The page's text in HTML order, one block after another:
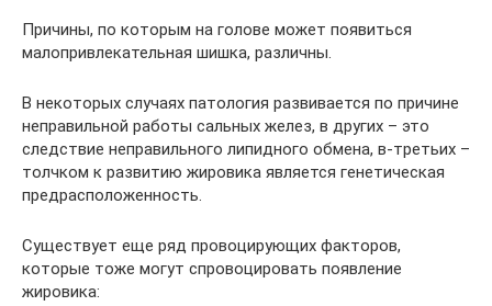
Причины, по которым на голове может появиться
малопривлекательная шишка, различны.
В некоторых случаях патология развивается по причине
неправильной работы сальных желез, в других – это
следствие неправильного липидного обмена, в-третьих –
толчком к развитию жировика является генетическая
предрасположенность.
Существует еще ряд провоцирующих факторов,
которые тоже могут спровоцировать появление
жировика: